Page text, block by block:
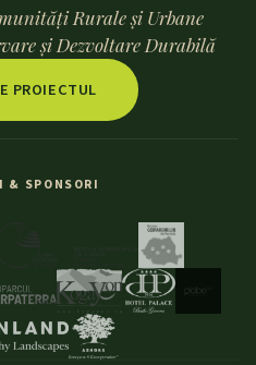
Rurale și Urbane
și Dezvoltare Durabilă
PROIECTUL
& SPONSORI